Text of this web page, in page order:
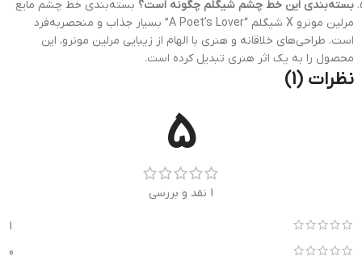
بسته‌بندی این خط چشم شیگلم چگونه است؟ بسته‌بندی خط چشم مایع
مرلین مونرو X شیگلم “A Poet’s Lover” بسیار جذاب و منحصربه‌فرد
است. طراحی‌های خلاقانه و هنری با الهام از زیبایی مرلین مونرو، این
محصول را به یک اثر هنری تبدیل کرده است.
نظرات (1)
5
1 نقد و بررسی
1
0